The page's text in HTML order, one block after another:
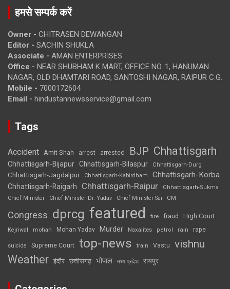
हमसे सम्पर्क करें
Owner - CHITRASEN DEWANGAN
Editor - SACHIN SHUKLA
Associate - AMAN ENTERPRISES
Office - NEAR SHUBHAM K MART, OFFICE NO. 1, HANUMAN
NAGAR, OLD DHAMTARI ROAD, SANTOSHI NAGAR, RAIPUR C.G.
Mobile - 7000172604
Email - hindustannewsservice@gmail.com
Tags
Accident Amit Shah arrest arrested BJP Chhattisgarh
Chhattisgarh-Bijapur Chhattisgarh-Bilaspur Chhattisgarh-Durg
Chhattisgarh-Jagdalpur Chhattisgarh-Kabirdham Chhattisgarh-Korba
Chhattisgarh-Raigarh Chhattisgarh-Raipur
Chhattisgarh-Sukma
Chief Minister
Chief Minister Dr. Yadav Chief Minister Sai CM
Congress dprcg featured fire fraud High Court
Kejriwal mohan Mohan Yadav Murder Naxalites petrol rain rape
suicide Supreme Court top-news train Vastu vishnu
Weather इंदौर छत्तीसगढ़ भोपाल मध्य प्रदेश रायपुर